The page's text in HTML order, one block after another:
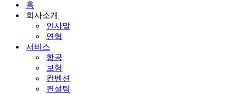
홈
회사소개
인사말
연혁
서비스
항공
보험
컨벤션
컨설팅